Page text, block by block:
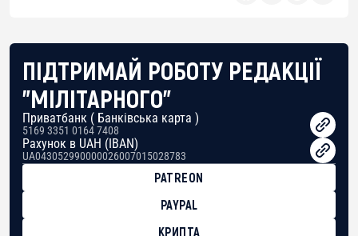
ПІДТРИМАЙ РОБОТУ РЕДАКЦІЇ
"МІЛІТАРНОГО"
Приватбанк ( Банківська карта )
5169 3351 0164 7408
Рахунок в UAH (IBAN)
UA043052990000026007015028783
PATREON
PAYPAL
КРИПТА